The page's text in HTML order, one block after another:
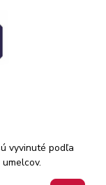
vyvinuté podľa
arabskej gumy a